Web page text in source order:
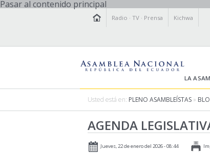
Pasar al contenido principal
Radio ·TV · Prensa Kichwa
LA
Usted está en: PLENO ASAMBLEÍSTAS »
AGENDA
Jueves, 22 de enero del 2026 - 08:44